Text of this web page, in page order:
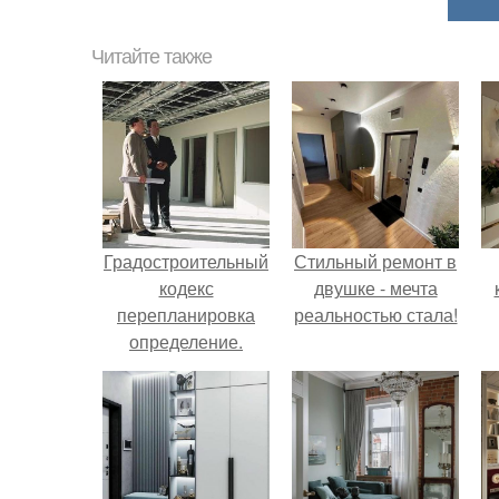
Читайте также
Градостроительный
кодекс
перепланировка
определение.
Перепланировка
нежилых
помещений без
согласования в
соответствующих
Стильный ремонт в
двушке - мечта
реальностью стала!